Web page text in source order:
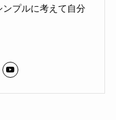
ンプルに考えて自分